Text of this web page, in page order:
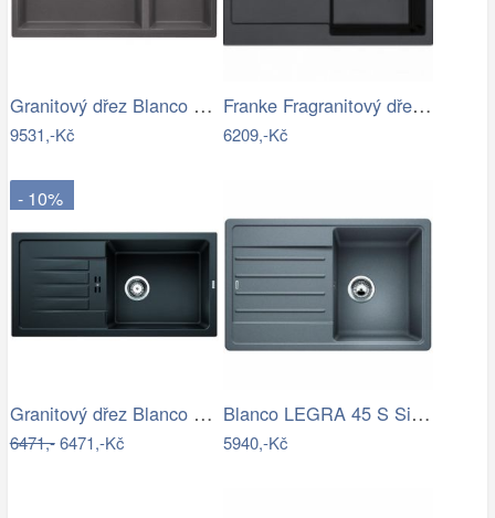
Granitový dřez Blanco METRA 9 šedá…
9531,-Kč
Franke Fragranitový dřez MRG 611, 78x50…
6209,-Kč
- 10%
Granitový dřez Blanco FAVUM XL 6 S…
6471,-6471,-Kč
Blanco LEGRA 45 S Silgranit aluminium…
5940,-Kč